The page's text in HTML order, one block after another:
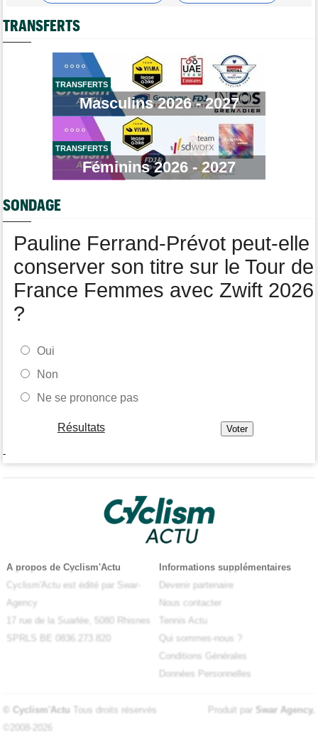
Anton Schiffer encore victime d'une fracture de la clavicule
Chaînes et horaires… La diffusion TV de la 9e étape du Tour
Tour de France Femmes
Pauline Ferrand-Prévot a abandonné le Tour Femmes, malade
06:48
Tour de Burgos
Felix Gall : "Ma 1ère victoire sur un classement général..."
Transfert
Lotto-Intermarché fait passer pro trois jeunes de sa formation
Casque ABUS
TRANSFERTS
TRANSFERTS
Masculins 2026 - 2027
TRANSFERTS
Féminins 2026 - 2027
SONDAGE
Pauline Ferrand-Prévot peut-elle
conserver son titre sur le Tour de
France Femmes avec Zwift 2026
?
Oui
Non
Ne se prononce pas
Résultats
-
A propos de Cyclism'Actu
Cyclism'Actu est édité par Swar-
Agency
17 rue de la Suarlée, 5080 Rhisnes
SPRLS BE 0836.273.820
Informations supplémentaires
Devenir partenaire
Nous contacter
Tennis Actu
Qui sommes-nous ?
Conditions Générales
Données Personnelles
© Cyclism'Actu Tous droits réservés
©2008-2026
Produit par Swar Agency.